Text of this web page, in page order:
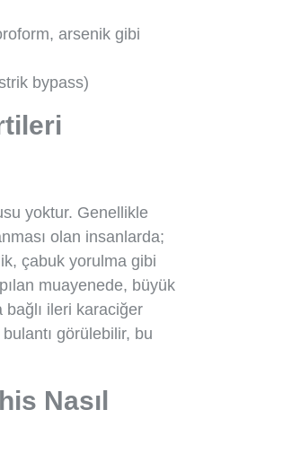
arsenik gibi
bypass)
yoktur. Genellikle
olan insanlarda;
çabuk yorulma gibi
muayenede, büyük
ileri karaciğer
bulantı görülebilir, bu
Nasıl